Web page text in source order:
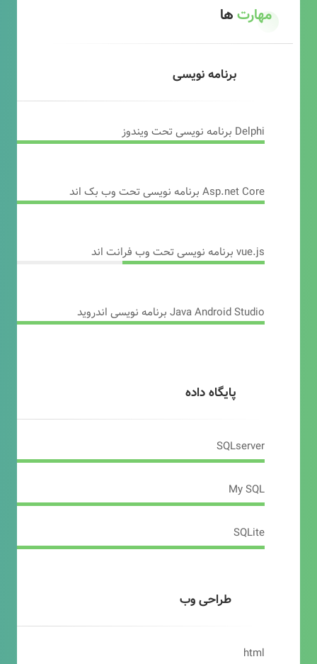
مهارتها
برنامه نویسی
Delphi برنامه نویسی تحت ویندوز
Asp.net Core برنامه نویسی تحت وب بک اند
vue.js برنامه نویسی تحت وب فرانت اند
Java Android Studio برنامه نویسی اندروید
پایگاه داده
SQLserver
My SQL
SQLite
طراحی وب
html